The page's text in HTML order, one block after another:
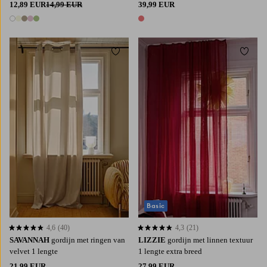
12,89 EUR14,99 EUR
5 kleuren
39,99 EUR
1 kleur
SAVANNAH gordijn met ringen van
velvet 1 lengte
4,6 op basis van 40 beoordelingen
4,6 (40)
Toevoegen aan favorieten
220 300
LIZZIE gordijn met linnen textuur
1 lengte extra breed
4,3 op basis van 21 beoordelingen
4,3 (21)
Basic